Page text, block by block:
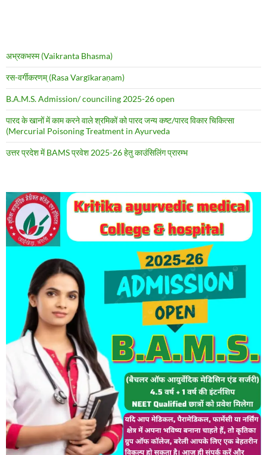
अभ्रकभस्म (Vaikranta Bhasma)
रस-वर्गीकरणम् (Rasa Vargīkaraṇam)
B.A.M.S. Admission/ counciling 2025-26 open
पारद के खानों में काम करने वाले श्रमिकों को पारद जन्य कष्ट/पारद विकार चिकित्सा
(Mercurial Poisoning Treatment in Ayurveda
उत्तर प्रदेश में BAMS प्रवेश 2025-26 हेतु काउंसिलिंग प्रारम्भ